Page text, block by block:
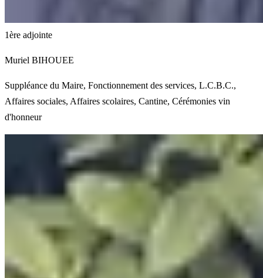
1ère adjointe
Muriel BIHOUEE
Suppléance du Maire, Fonctionnement des services, L.C.B.C.,
Affaires sociales, Affaires scolaires, Cantine, Cérémonies vin
d'honneur